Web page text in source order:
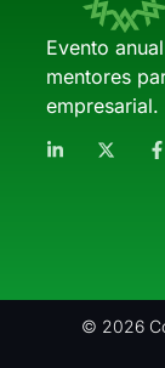
Evento
mentores
empresarial.
© 2026